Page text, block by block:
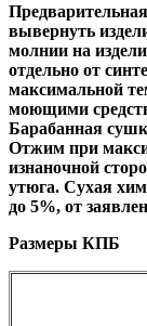
вывернуть
молнии на
отдельно от
максимальной
моющими
Барабанная
Отжим при
изнаночной
утюга. Сухая
до 5%, от
Размеры КПБ